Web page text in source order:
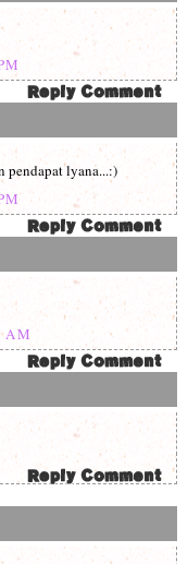
pendapat lyana...:)
AM